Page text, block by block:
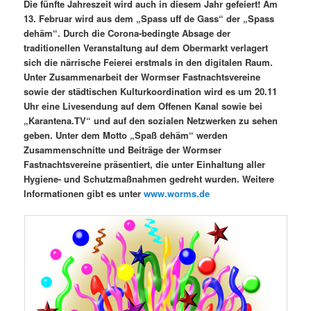
Die fünfte Jahreszeit wird auch in diesem Jahr gefeiert! Am
13. Februar wird aus dem „Spass uff de Gass“ der „Spass
dehäm“. Durch die Corona-bedingte Absage der
traditionellen Veranstaltung auf dem Obermarkt verlagert
sich die närrische Feierei erstmals in den digitalen Raum.
Unter Zusammenarbeit der Wormser Fastnachtsvereine
sowie der städtischen Kulturkoordination wird es um 20.11
Uhr eine Livesendung auf dem Offenen Kanal sowie bei
„Karantena.TV“ und auf den sozialen Netzwerken zu sehen
geben. Unter dem Motto „Spaß dehäm“ werden
Zusammenschnitte und Beiträge der Wormser
Fastnachtsvereine präsentiert, die unter Einhaltung aller
Hygiene- und Schutzmaßnahmen gedreht wurden. Weitere
Informationen gibt es unterwww.worms.de